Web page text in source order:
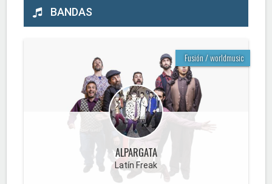
BANDAS
Fusión / worldmusic
ALPARGATA
Latín Freak